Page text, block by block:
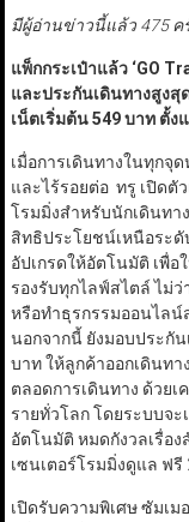
มีผู้อ่านข่าวนี้แล้ว 475 ค
แพ็กกระเป๋าแล้ว ‘GO
และประกันเดินทางสูงสุ
เน็ตเริ่มต้น 549 บาท ตั้ง
เมื่อการเดินทางในทุกจุ
และไร้รอยต่อ ทรู เปิดตั
โรมมิ่งสำหรับนักเดินท
สิทธิประโยชน์เหนือระดั
อัปเกรดให้อัตโนมัติ เพื่
รองรับทุกไลฟ์สไตล์ ไม่
หรือทำธุรกรรมออนไลน์
นอกจากนี้ ยังมอบประกัน
บาท ให้ลูกค้าออกเดินทา
ตลอดการเดินทาง ด้วยเ
รายทั่วโลก โดยระบบจ
อัตโนมัติ หมดกังวลเรื่อ
เซนเตอร์โรมมิ่งดูแล ฟรี
เปิดรับความพิเศษ ซัมเม